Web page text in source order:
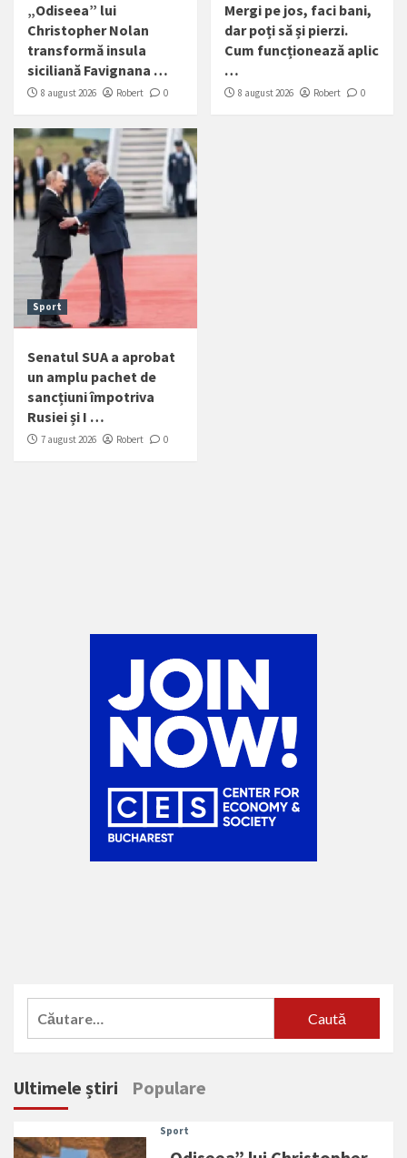
„Odiseea” lui
Christopher Nolan
transformă insula
siciliană Favignana …
8 august 2026 Robert 0
Mergi pe jos, faci bani,
dar poți să și pierzi.
Cum funcționează aplic
…
8 august 2026 Robert 0
Sport
Senatul SUA a aprobat
un amplu pachet de
sancțiuni împotriva
Rusiei și I …
7 august 2026 Robert 0
Caută
Ultimele știri Populare
Sport